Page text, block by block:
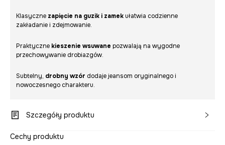
Klasyczne zapięcie na guzik i zamek ułatwia codzienne
zakładanie i zdejmowanie.
Praktyczne kieszenie wsuwane pozwalają na wygodne
przechowywanie drobiazgów.
Subtelny, drobny wzór dodaje jeansom oryginalnego i
nowoczesnego charakteru.
Szczegóły produktu
Cechy produktu